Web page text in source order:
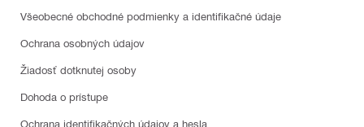
Všeobecné obchodné podmienky a identifikačné údaje
Ochrana osobných údajov
Žiadosť dotknutej osoby
Dohoda o prístupe
Ochrana identifikačných údajov a hesla